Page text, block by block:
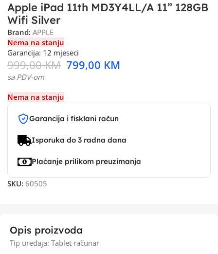
Apple iPad 11th MD3Y4LL/A 11” 128GB
Wifi Silver
Brand: APPLE
Nema na stanju
Garancija: 12 mjeseci
999,00KM 799,00 KM
sa PDV-om
Nema na stanju
Garancija i fisklani račun
Isporuka do 3 radna dana
Plaćanje prilikom preuzimanja
SKU: 60505
Opis proizvoda
Tip uređaja: Tablet računar